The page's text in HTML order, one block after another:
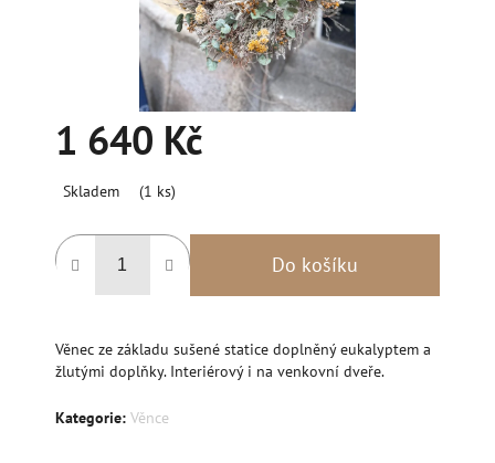
1 640 Kč
cena:
Skladem (1 ks)
Do košíku
Věnec ze základu sušené statice doplněný eukalyptem a
žlutými doplňky. Interiérový i na venkovní dveře.
Kategorie: Věnce